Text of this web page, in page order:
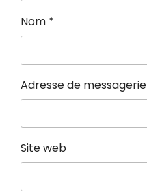
Nom *
Adresse de messagerie
Site web